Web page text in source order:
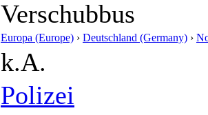
Verschubbus
Europa (Europe) › Deutschland (Germany) ›
k.A.
Polizei